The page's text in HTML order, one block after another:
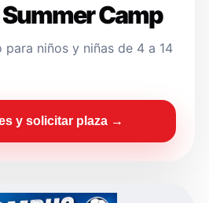
Camp
para niños y niñas de 4 a 14
y solicitar plaza →